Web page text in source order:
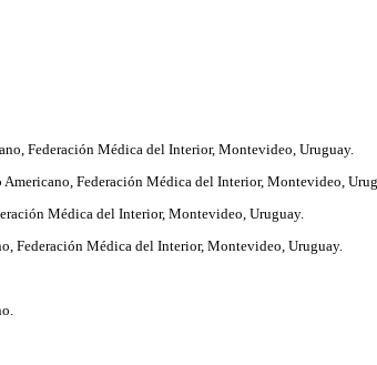
Federación Médica del Interior, Montevideo, Uruguay.
Federación Médica del Interior, Montevideo,
Médica del Interior, Montevideo, Uruguay.
Federación Médica del Interior, Montevideo, Uruguay.